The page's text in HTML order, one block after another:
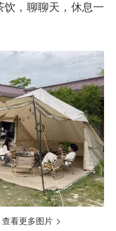
，聊聊天，休息一
看更多图片